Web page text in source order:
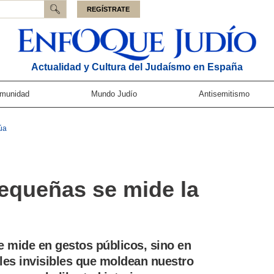
REGÍSTRATE
Actualidad y Cultura del Judaísmo en España
Mundo Judío Antisemitismo
se mide la
mide en gestos públicos, sino en
invisibles que moldean nuestro